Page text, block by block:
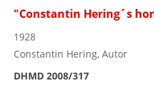
"Constantin Hering´s
1928
Constantin Hering, Autor
DHMD 2008/317